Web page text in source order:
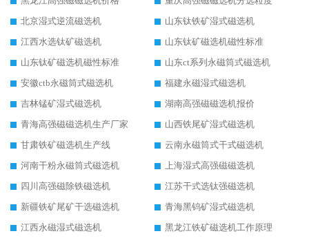
北京湿式逆流磁选机
山东钛铁矿湿式磁选机
江西水选钛矿磁选机
山东钛矿磁选机磁性标准
山东钛矿磁选机磁性标准
山东ct系列永磁筒式磁选机
安徽ctb永磁筒式磁选机
福建永磁湿式磁选机
吉林锰矿湿式磁选机
湖南高强磁磁选机报价
青海高强磁磁选机生产厂家
山西铁尾矿湿式磁选机
甘肃铁矿磁选机生产线
云南永磁筒式干式磁选机
河南干粉永磁筒式磁选机
上海湿式高强磁磁选机
四川高强磁除铁磁选机
江苏干式选钛强磁选机
新疆铁矿尾矿干选磁选机
青海黑钨矿湿式磁选机
江西永磁湿式磁选机
黑龙江铁矿磁选机工作原理